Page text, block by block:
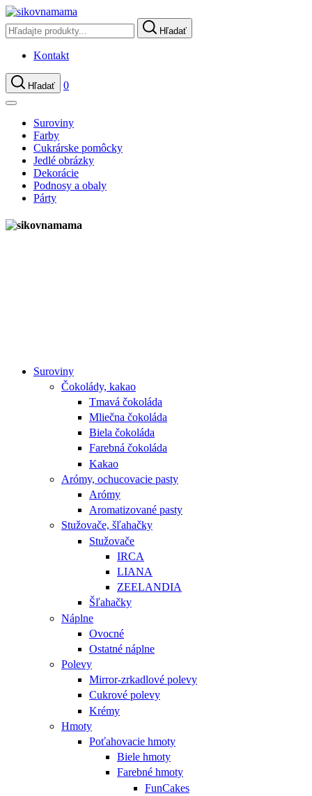
Hľadať
Kontakt
Hľadať 0
Suroviny
Farby
Cukrárske pomôcky
Jedlé obrázky
Dekorácie
Podnosy a obaly
Párty
Suroviny
Čokolády, kakao
Tmavá čokoláda
Mliečna čokoláda
Biela čokoláda
Farebná čokoláda
Kakao
Arómy, ochucovacie pasty
Arómy
Aromatizované pasty
Stužovače, šľahačky
Stužovače
IRCA
LIANA
ZEELANDIA
Šľahačky
Náplne
Ovocné
Ostatné náplne
Polevy
Mirror-zrkadlové polevy
Cukrové polevy
Krémy
Hmoty
Poťahovacie hmoty
Biele hmoty
Farebné hmoty
FunCakes